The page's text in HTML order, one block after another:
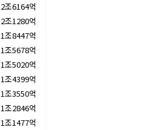
2조6164억
2조1280억
1조8447억
1조5678억
1조5020억
1조4399억
1조3550억
1조2846억
1조1477억